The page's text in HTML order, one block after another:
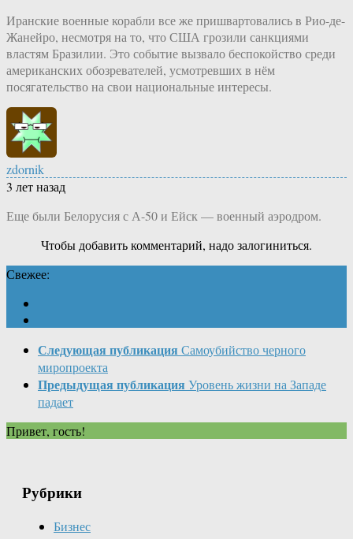
Иранские военные корабли все же пришвартовались в Рио-де-
Жанейро, несмотря на то, что США грозили санкциями
властям Бразилии. Это событие вызвало беспокойство среди
американских обозревателей, усмотревших в нём
посягательство на свои национальные интересы.
zdornik
3 лет назад
Еще были Белорусия с А-50 и Ейск — военный аэродром.
Чтобы добавить комментарий, надо залогиниться.
Свежее:
Следующая публикация Самоубийство черного
миропроекта
Предыдущая публикация Уровень жизни на Западе
падает
Привет, гость!
Рубрики
Бизнес